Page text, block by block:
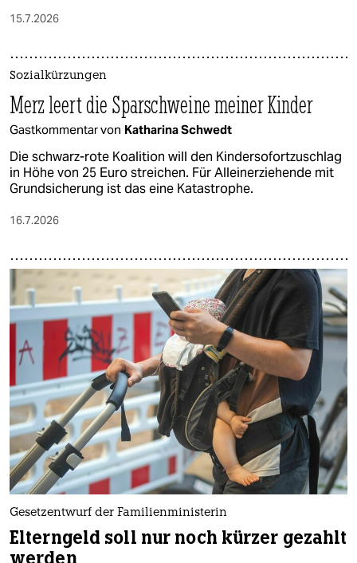
15.7.2026
Sozialkürzungen
Merz leert die Sparschweine meiner Kinder
Gastkommentar von Katharina Schwedt
Die schwarz-rote Koalition will den Kindersofortzuschlag
in Höhe von 25 Euro streichen. Für Alleinerziehende mit
Grundsicherung ist das eine Katastrophe.
16.7.2026
Gesetzentwurf der Familienministerin
Elterngeld soll nur noch kürzer gezahlt
werden